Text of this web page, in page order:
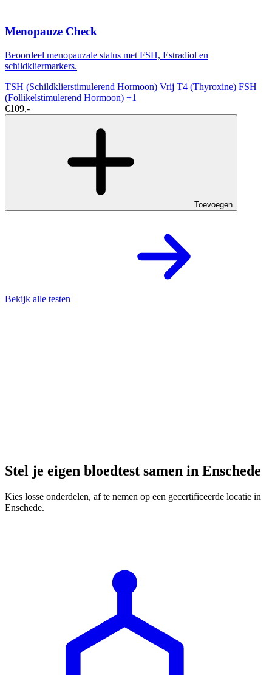
Menopauze Check
Beoordeel menopauzale status met FSH, Estradiol en
schildkliermarkers.
TSH (Schildklierstimulerend Hormoon) Vrij T4 (Thyroxine) FSH
(Follikelstimulerend Hormoon) +1
€109,-
Toevoegen
Bekijk alle testen
Stel je eigen bloedtest samen in Enschede
Kies losse onderdelen, af te nemen op een gecertificeerde locatie in
Enschede.